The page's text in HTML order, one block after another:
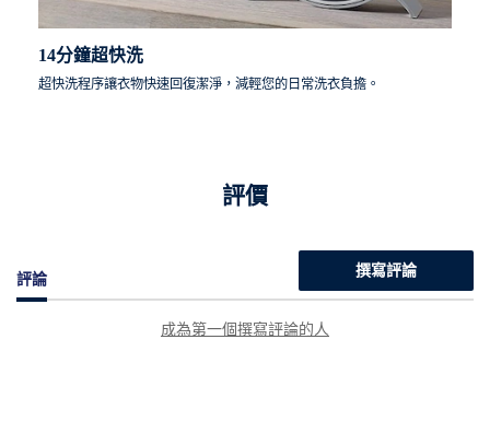
14分鐘超快洗
超快洗程序讓衣物快速回復潔淨，減輕您的日常洗衣負擔。
評價
評論
撰寫評論
成為第一個撰寫評論的人